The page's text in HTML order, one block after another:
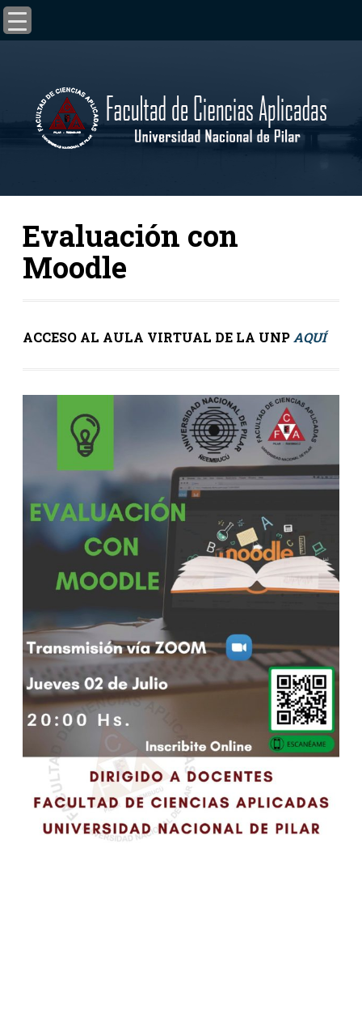
Evaluación con
Moodle
ACCESO AL AULA VIRTUAL DE LA UNPAQUÍ